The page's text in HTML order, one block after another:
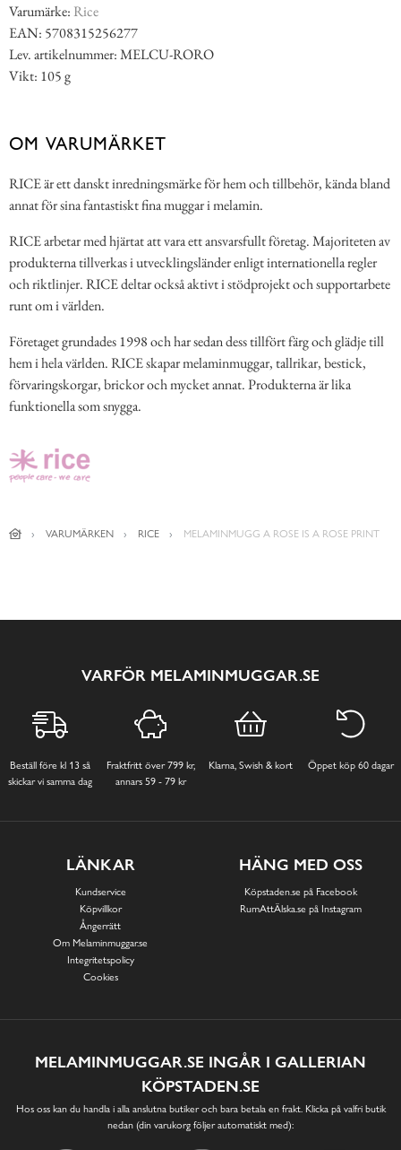
Varumärke: Rice
EAN: 5708315256277
Lev. artikelnummer: MELCU-RORO
Vikt: 105 g
OM VARUMÄRKET
RICE är ett danskt inredningsmärke för hem och tillbehör, kända bland
annat för sina fantastiskt fina muggar i melamin.
RICE arbetar med hjärtat att vara ett ansvarsfullt företag. Majoriteten av
produkterna tillverkas i utvecklingsländer enligt internationella regler
och riktlinjer. RICE deltar också aktivt i stödprojekt och supportarbete
runt om i världen.
Företaget grundades 1998 och har sedan dess tillfört färg och glädje till
hem i hela världen. RICE skapar melaminmuggar, tallrikar, bestick,
förvaringskorgar, brickor och mycket annat. Produkterna är lika
funktionella som snygga.
VARUMÄRKEN RICE MELAMINMUGG A ROSE IS A ROSE PRINT
VARFÖR MELAMINMUGGAR.SE
Beställ före kl 13 så
skickar vi samma dag
Fraktfritt över 799 kr,
annars 59 - 79 kr
Klarna, Swish & kort Öppet köp 60 dagar
LÄNKAR
Kundservice
Köpvillkor
Ångerrätt
Om Melaminmuggar.se
Integritetspolicy
Cookies
HÄNG MED OSS
Köpstaden.se på Facebook
RumAttÄlska.se på Instagram
MELAMINMUGGAR.SE INGÅR I GALLERIAN
KÖPSTADEN.SE
Hos oss kan du handla i alla anslutna butiker och bara betala en frakt. Klicka på valfri butik
nedan (din varukorg följer automatiskt med):